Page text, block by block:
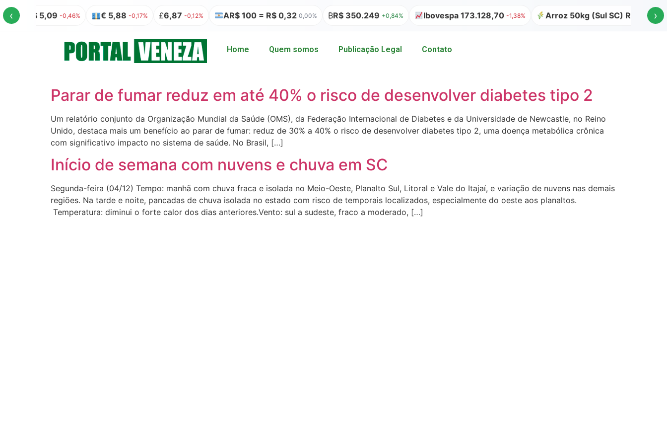
‹ US$ 5,09 -0,46% € 5,88 -0,17% 6,87 -0,12% AR$ 100 = R$ 0,32 0,00% R$ 350.249 +0,84% Ibovespa 173.128,70 -1,38% Arroz 50kg (Sul SC) R$ 64,00›
Home Quem somos Publicação Legal Contato
Parar de fumar reduz em até 40% o risco de desenvolver diabetes tipo 2
Um relatório conjunto da Organização Mundial da Saúde (OMS), da Federação Internacional de Diabetes e da Universidade de Newcastle, no Reino
Unido, destaca mais um benefício ao parar de fumar: reduz de 30% a 40% o risco de desenvolver diabetes tipo 2, uma doença metabólica crônica
com significativo impacto no sistema de saúde. No Brasil, […]
Início de semana com nuvens e chuva em SC
Segunda-feira (04/12) Tempo: manhã com chuva fraca e isolada no Meio-Oeste, Planalto Sul, Litoral e Vale do Itajaí, e variação de nuvens nas demais
regiões. Na tarde e noite, pancadas de chuva isolada no estado com risco de temporais localizados, especialmente do oeste aos planaltos.
Temperatura: diminui o forte calor dos dias anteriores.Vento: sul a sudeste, fraco a moderado, […]